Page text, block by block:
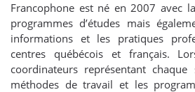
Francophone est né en 2007 avec
programmes d’études mais
informations et les pratiques
centres québécois et français.
coordinateurs représentant
méthodes de travail et les